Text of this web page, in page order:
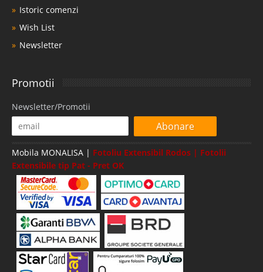
Istoric comenzi
Wish List
Newsletter
Promotii
Newsletter/Promotii
Abonare
Mobila MONALISA | Fotoliu Extensibil Rodos | Fotolii
Extensibile tip Pat - Pret OK